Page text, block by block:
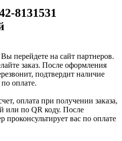
8131531
Вы перейдете на сайт партнеров.
заказ. После оформления
подтвердит наличие
оплате.
оплата при получении заказа,
или по QR коду. После
проконсультирует вас по оплате